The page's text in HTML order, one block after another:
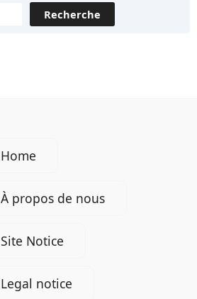
Recherche
Home
À propos de nous
Site Notice
Legal notice